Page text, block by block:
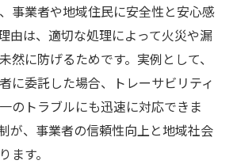
事業者や地域住民に安全性と安心感
由は、適切な処理によって火災や漏
然に防げるためです。実例として、
に委託した場合、トレーサビリティ
のトラブルにも迅速に対応できま
が、事業者の信頼性向上と地域社会
ます。